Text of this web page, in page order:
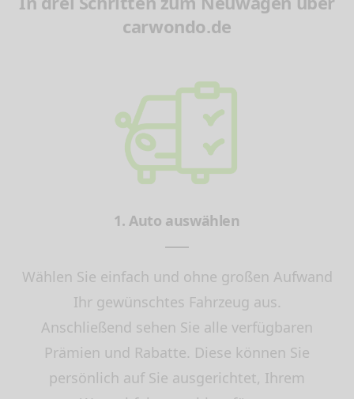
carwondo.de
1. Auto auswählen
Wählen Sie einfach und ohne großen Aufwand
Ihr gewünschtes Fahrzeug aus.
Anschließend sehen Sie alle verfügbaren
Prämien und Rabatte. Diese können Sie
persönlich auf Sie ausgerichtet, Ihrem